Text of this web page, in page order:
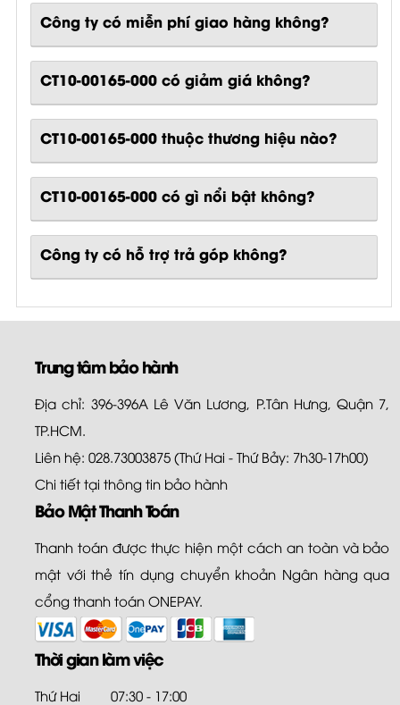
Công ty có miễn phí giao hàng không?
CT10-00165-000 có giảm giá không?
CT10-00165-000 thuộc thương hiệu nào?
CT10-00165-000có gì nổi bật không?
Công ty có hỗ trợ trả góp không?
Trung tâm bảo hành
Địa chỉ: 396-396A Lê Văn Lương, P.Tân Hưng, Quận 7,
TP.HCM.
Liên hệ: 028.73003875 (Thứ Hai - Thứ Bảy: 7h30-17h00)
Chi tiết tại thông tin bảo hành
Bảo Mật Thanh Toán
Thanh toán được thực hiện một cách an toàn và bảo
mật với thẻ tín dụng chuyển khoản Ngân hàng qua
cổng thanh toán ONEPAY.
Thời gian làm việc
Thứ Hai
07:30 - 17:00